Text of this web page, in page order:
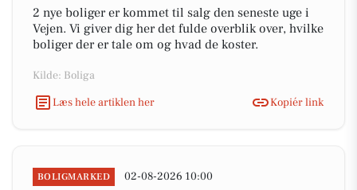
2 nye boliger er kommet til salg den seneste uge i
Vejen. Vi giver dig her det fulde overblik over, hvilke
boliger der er tale om og hvad de koster.
Kilde: Boliga
Læs hele artiklen her
Kopiér link
BOLIGMARKED 02-08-2026 10:00